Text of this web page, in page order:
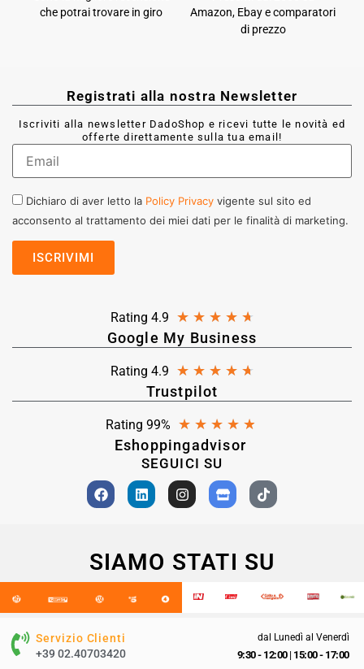
che potrai trovare in giro
Amazon, Ebay e comparatori
di prezzo
Registrati alla nostra Newsletter
Iscriviti alla newsletter DadoShop e ricevi tutte le novità ed
offerte direttamente sulla tua email!
Dichiaro di aver letto la Policy Privacy vigente sul sito ed
acconsento al trattamento dei miei dati per le finalità di marketing.
Rating 4.9 ★ ★ ★ ★ ★
Google My Business
Rating 4.9 ★ ★ ★ ★ ★
Trustpilot
Rating 99% ★ ★ ★ ★ ★
Eshoppingadvisor
SEGUICI SU
SIAMO STATI SU
Servizio Clienti
+39 02.40703420
dal Lunedì al Venerdì
9:30 - 12:00| 15:00 - 17:00